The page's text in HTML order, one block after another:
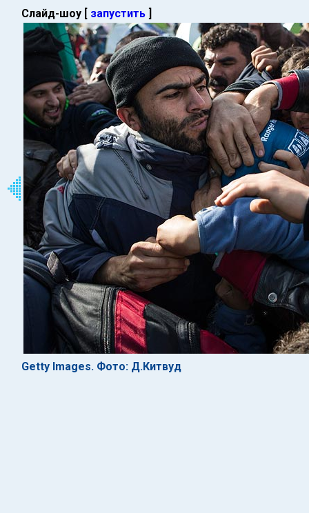
Слайд-шоу [ запустить ]
Getty Images. Фото: Д.Китвуд